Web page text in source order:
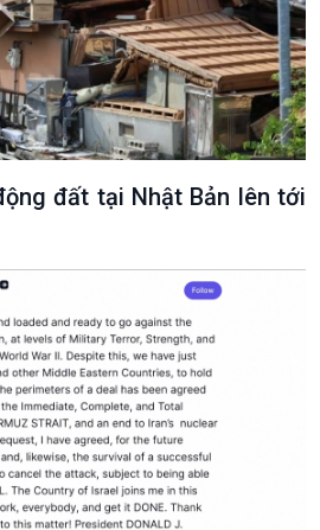
Góc nhìn VOV1
Bình luận
10 phút Sự kiện - Luận bàn
Câu chuyện thời sự
Dòng chảy sự kiện
Diễn đàn chủ nhật
đất tại Nhật Bản lên tới